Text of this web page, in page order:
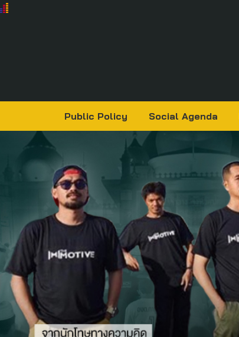
Public Policy Social Agenda